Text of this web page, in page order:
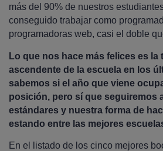
más del 90% de nuestros
conseguido trabajar como
programadoras web, casi el doble
Lo que nos hace más felices es la
ascendente de la escuela en los
sabemos si el año que viene
posición, pero sí que seguiremos
estándares y nuestra forma de
estando entre las mejores
En el listado de los cinco mejores